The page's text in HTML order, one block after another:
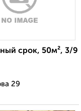
срок, 50м², 3/9
29